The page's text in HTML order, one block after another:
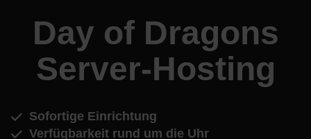
Day of Dragons
Server-Hosting
Sofortige Einrichtung
Verfügbarkeit rund um die Uhr